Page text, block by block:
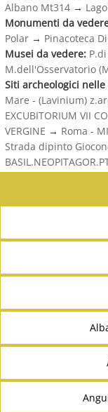
Albano Mt314 →
Monumenti da
Polar → Pinacoteca
Musei da vedere:
M.dell'Osservatorio
Siti archeologici nelle
Mare - (Lavinium)
EXCUBITORIUM VII
VERGINE → Roma -
Strada dipinto